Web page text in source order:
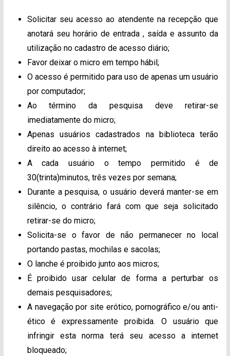
Solicitar seu acesso ao atendente na recepção que
anotará seu horário de entrada , saída e assunto da
utilização no cadastro de acesso diário;
Favor deixar o micro em tempo hábil;
O acesso é permitido para uso de apenas um usuário
por computador;
Ao término da pesquisa deve retirar-se
imediatamente do micro;
Apenas usuários cadastrados na biblioteca terão
direito ao acesso à internet;
A cada usuário o tempo permitido é de
30(trinta)minutos, três vezes por semana;
Durante a pesquisa, o usuário deverá manter-se em
silêncio, o contrário fará com que seja solicitado
retirar-se do micro;
Solicita-se o favor de não permanecer no local
portando pastas, mochilas e sacolas;
O lanche é proibido junto aos micros;
É proibido usar celular de forma a perturbar os
demais pesquisadores;
A navegação por site erótico, pornográfico e/ou anti-
ético é expressamente proibida. O usuário que
infringir esta norma terá seu acesso a internet
bloqueado;